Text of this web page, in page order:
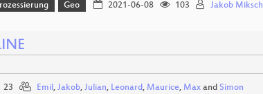
Geo 2021-06-08 103 Jakob Miksch
23 Emil , Jakob, Julian, Leonard, Maurice, Max and Simon